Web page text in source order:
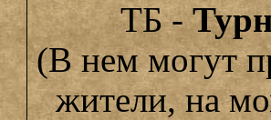
ТБ -
(В нем могут
жители, на